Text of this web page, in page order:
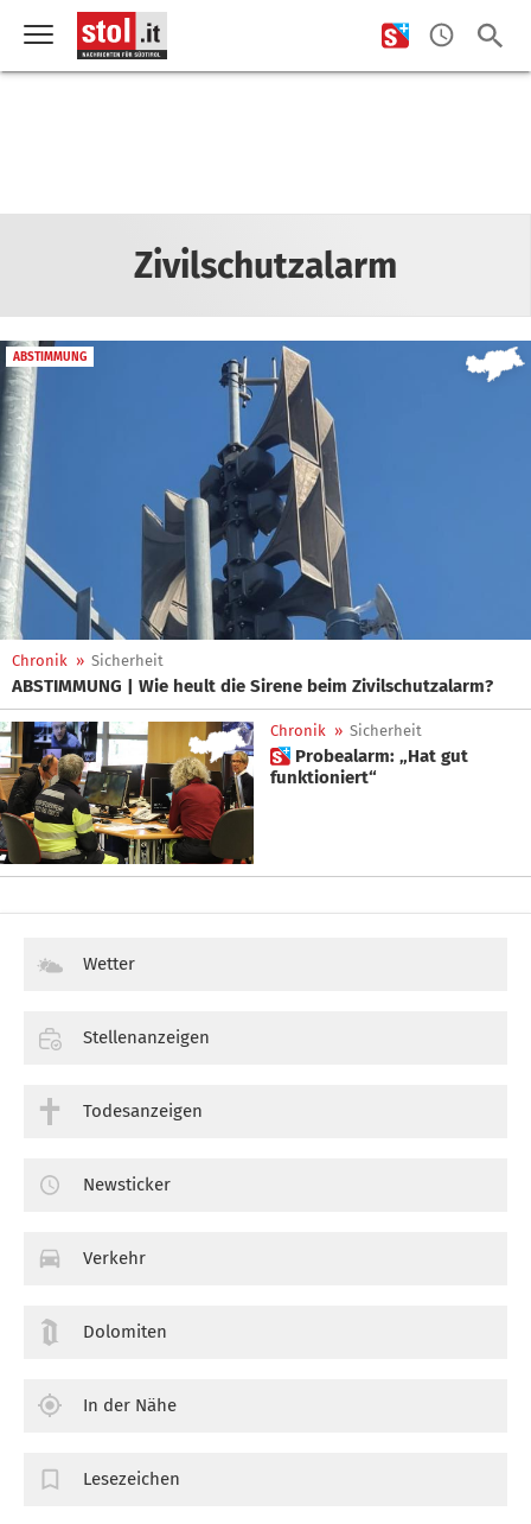
Zivilschutzalarm
ABSTIMMUNG
Chronik » Sicherheit
ABSTIMMUNG | Wie heult die Sirene beim Zivilschutzalarm?
Chronik » Sicherheit
 Probealarm: „Hat gut
funktioniert“
Wetter
Stellenanzeigen
Todesanzeigen
Newsticker
Verkehr
Dolomiten
In der Nähe
Lesezeichen